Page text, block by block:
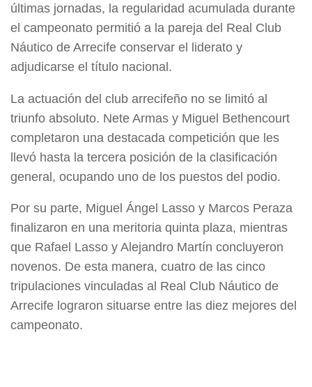
últimas jornadas, la regularidad acumulada durante
el campeonato permitió a la pareja del Real Club
Náutico de Arrecife conservar el liderato y
adjudicarse el título nacional.
La actuación del club arrecifeño no se limitó al
triunfo absoluto. Nete Armas y Miguel Bethencourt
completaron una destacada competición que les
llevó hasta la tercera posición de la clasificación
general, ocupando uno de los puestos del podio.
Por su parte, Miguel Ángel Lasso y Marcos Peraza
finalizaron en una meritoria quinta plaza, mientras
que Rafael Lasso y Alejandro Martín concluyeron
novenos. De esta manera, cuatro de las cinco
tripulaciones vinculadas al Real Club Náutico de
Arrecife lograron situarse entre las diez mejores del
campeonato.